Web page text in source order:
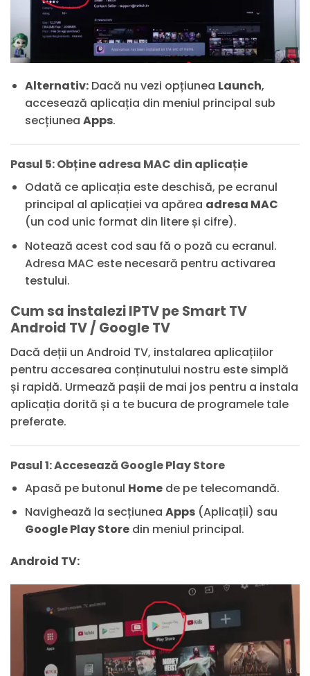
Alternativ:Dacă nu vezi opțiunea Launch,
accesează aplicația din meniul principal sub
secțiunea Apps.
Pasul 5: Obține adresa MAC din aplicație
Odată ce aplicația este deschisă, pe ecranul
principal al aplicației va apărea adresa MAC
(un cod unic format din litere și cifre).
Notează acest cod sau fă o poză cu ecranul.
Adresa MAC este necesară pentru activarea
testului.
Cum sa instalezi IPTV pe Smart TV
Android TV / Google TV
Dacă deții un Android TV, instalarea aplicațiilor
pentru accesarea conținutului nostru este simplă
și rapidă. Urmează pașii de mai jos pentru a instala
aplicația dorită și a te bucura de programele tale
preferate.
Pasul 1: Accesează Google Play Store
Apasă pe butonul Homede pe telecomandă.
Navighează la secțiunea Apps(Aplicații) sau
Google Play Storedin meniul principal.
Android TV: